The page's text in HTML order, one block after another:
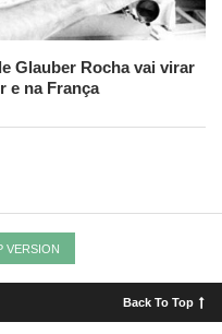
Glauber Rocha vai virar
e na França
VERSION
Back To Top